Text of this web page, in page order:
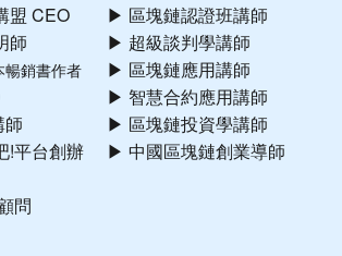
盟 CEO
師
暢銷書作者
!平台創辦
問
▶ 區塊鏈認證班講師
▶ 超級談判學講師
▶ 區塊鏈應用講師
▶ 智慧合約應用講師
▶ 區塊鏈投資學講師
▶ 中國區塊鏈創業導師